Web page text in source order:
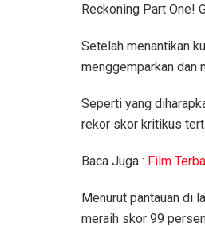
Reckoning Part One!
Setelah menantikan
menggemparkan dan
Seperti yang
rekor skor kritikus
Baca Juga : Film
Menurut pantauan di
meraih skor 99